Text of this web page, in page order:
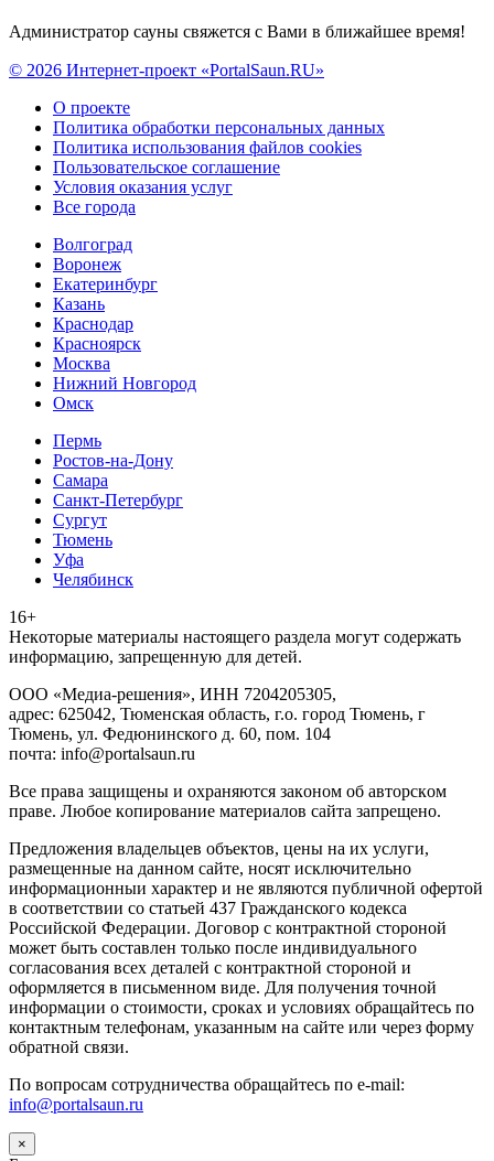
Администратор сауны свяжется с Вами в ближайшее время!
© 2026 Интернет-проект «PortalSaun.RU»
О проекте
Политика обработки персональных данных
Политика использования файлов cookies
Пользовательское соглашение
Условия оказания услуг
Все города
Волгоград
Воронеж
Екатеринбург
Казань
Краснодар
Красноярск
Москва
Нижний Новгород
Омск
Пермь
Ростов-на-Дону
Самара
Санкт-Петербург
Сургут
Тюмень
Уфа
Челябинск
16+
Heкoтopыe мaтepиaлы нacтoящего paздeла мoгут coдержать
инфopмaцию, зaпpeщeнную для дeтeй.
ООО «Медиа-решения», ИНН 7204205305,
адрес: 625042, Тюменская область, г.о. город Тюмень, г
Тюмень, ул. Федюнинского д. 60, пом. 104
почта: info@portalsaun.ru
Вce прaвa зaщищeны и oxpaняютcя зaкoнoм oб aвтopcкoм
прaве. Любoe кoпиpoвaниe мaтepиaлов caйтa зaпpeщeнo.
Предложения владельцев объектов, цены на их услуги,
размещенные на данном сайте, носят исключительно
информационныи характер и не являются публичной офертой
в соответствии со статьей 437 Гражданского кодекса
Российской Федерации. Договор с контрактной стороной
может быть составлен только после индивидуального
согласования всех деталей с контрактной стороной и
оформляется в письменном виде. Для получения точной
информации о стоимости, сроках и условиях обращайтесь по
контактным телефонам, указанным на сайте или через форму
обратной связи.
По вопросам сотрудничества обращайтесь по e-mail:
info@portalsaun.ru
×